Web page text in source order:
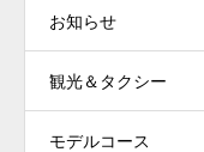
お知らせ
観光＆タクシー
モデルコース